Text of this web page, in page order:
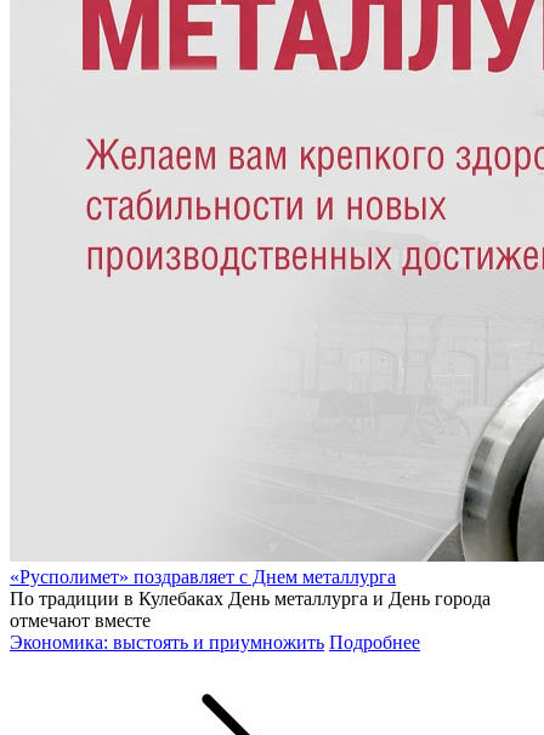
«Русполимет» поздравляет с Днем металлурга
По традиции в Кулебаках День металлурга и День города
отмечают вместе
Экономика: выстоять и приумножить Подробнее